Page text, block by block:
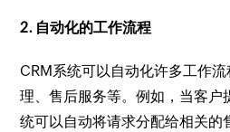
2. 自动化的工作流程
CRM系统可以自动化许多工作
理、售后服务等。例如，当客户
统可以自动将请求分配给相关的